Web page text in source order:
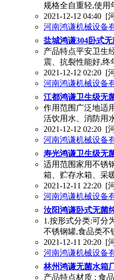
规格全自重轻,使用
2021-12-12 04:40 [
河南鸿谦机械设备
盐城鸿谦304卧式
产品特点平安卫生
震、抗裂性能好,终
2021-12-12 02:20 [
河南鸿谦机械设备
江都鸿谦卫生级无
作用范围广泛地适
活饮用水、消防用
2021-12-12 02:20 [
河南鸿谦机械设备
寿光鸿谦卫生级无
适用范围家用不锈
箱、贮存水箱、采
2021-12-11 22:20 [
河南鸿谦机械设备
汝阳鸿谦卧式无菌
1.按形式分类:可分
不锈钢罐,食品类不
2021-12-11 20:20 [
河南鸿谦机械设备
林州鸿谦无菌水箱
产品特点材质 : 食